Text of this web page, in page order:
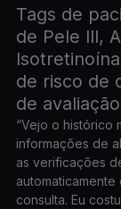
Tags de
de Pele III,
de risco de
de
“Vejo o histórico
informações de
as verificações
consulta. Eu